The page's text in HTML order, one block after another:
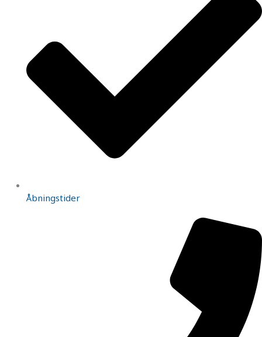
Åbningstider